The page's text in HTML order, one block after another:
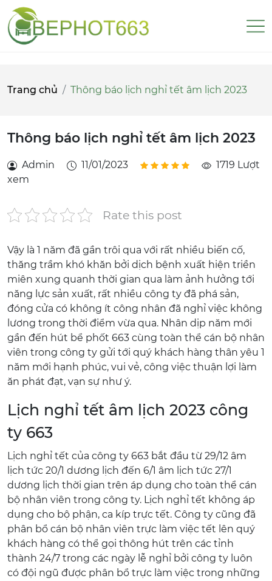
Trang chủ Thông báo lịch nghỉ tết âm lịch 2023
Thông báo lịch nghỉ tết âm lịch 2023
Admin 11/01/2023
1719 Lượt
xem
Rate this post
Vậy là 1 năm đã gần trôi qua với rất nhiều biến cố,
thăng trầm khó khăn bởi dịch bệnh xuất hiện triền
miên xung quanh thời gian qua làm ảnh hưởng tới
năng lực sản xuất, rất nhiều công ty đã phá sản,
đóng cửa có không ít công nhân đã nghỉ việc không
lương trong thời điểm vừa qua. Nhân dịp năm mới
gần đến hút bể phốt 663 cùng toàn thể cán bộ nhân
viên trong công ty gửi tới quý khách hàng thân yêu 1
năm mới hạnh phúc, vui vẻ, công việc thuận lợi làm
ăn phát đạt, vạn sự như ý.
Lịch nghỉ tết âm lịch 2023 công
ty 663
Lịch nghỉ tết của công ty 663 bắt đầu từ 29/12 âm
lịch tức 20/1 dương lịch đến 6/1 âm lịch tức 27/1
dương lịch thời gian trên áp dụng cho toàn thể cán
bộ nhân viên trong công ty. Lịch nghỉ tết không áp
dụng cho bộ phận, ca kíp trực tết. Công ty cũng đã
phân bổ cán bộ nhân viên trực làm việc tết lên quý
khách hàng có thể gọi thông hút trên các tỉnh
thành 24/7 trong các ngày lễ nghỉ bởi công ty luôn
có đội ngũ được phân bổ trực làm việc trong những